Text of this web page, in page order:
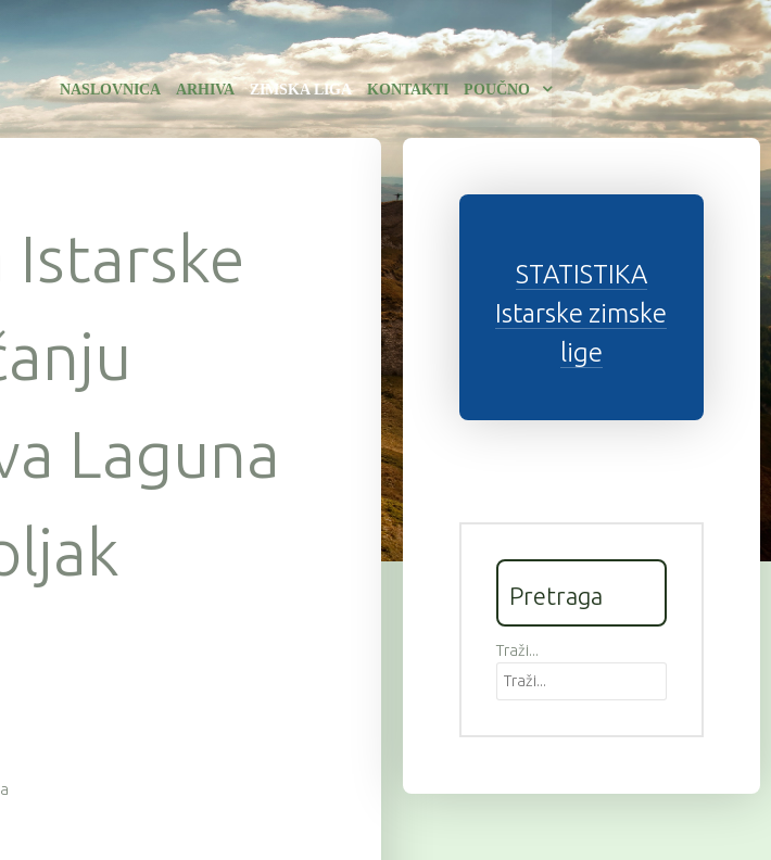
NASLOVNICA ARHIVA ZIMSKA LIGA KONTAKTI POUČNO
Laguna
STATISTIKA
Istarske zimske
lige
Pretraga
Traži...